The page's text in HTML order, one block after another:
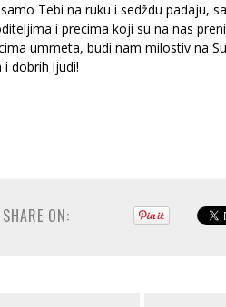
Tebi na ruku i sedždu padaju,
i precima koji su na nas
ummeta, budi nam milostiv na
i dobrih ljudi!
SHARE ON: